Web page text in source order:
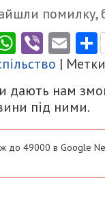
помилку,
WhatsApp
Viber
|
дають нам
під ними.
до 49000 в Google